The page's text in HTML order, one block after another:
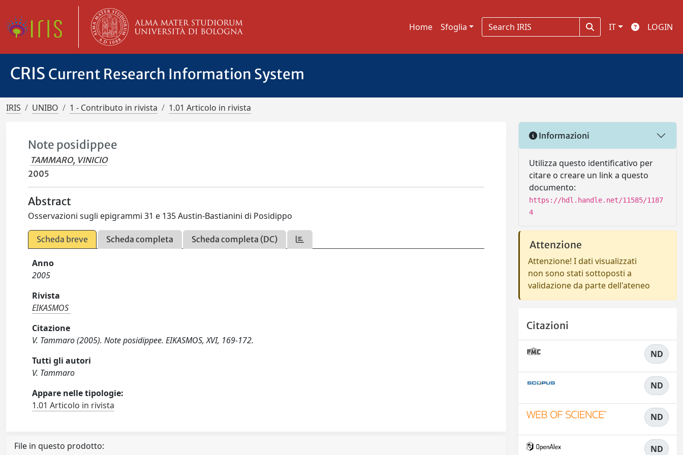
Home Sfoglia IT LOGIN
CRIS Current Research Information System
IRIS UNIBO 1 - Contributo in rivista 1.01 Articolo in rivista
Note posidippee
TAMMARO, VINICIO
2005
Abstract
Osservazioni sugli epigrammi 31 e 135 Austin-Bastianini di Posidippo
Scheda breve Scheda completa Scheda completa (DC)
Anno
2005
Rivista
EIKASMOS
Citazione
V. Tammaro (2005). Note posidippee. EIKASMOS, XVI, 169-172.
Tutti gli autori
V. Tammaro
Appare nelle tipologie:
1.01 Articolo in rivista
File in questo prodotto:
Informazioni
Utilizza questo identificativo per
citare o creare un link a questo
documento:
https://hdl.handle.net/11585/1187
4
Attenzione
Attenzione! I dati visualizzati
non sono stati sottoposti a
validazione da parte dell'ateneo
Citazioni
ND
ND
ND
ND